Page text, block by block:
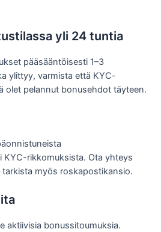
yli 24 tuntia
pääsääntöisesti 1–3
ylittyy, varmista että KYC-
olet pelannut bonusehdot täyteen.
KYC-rikkomuksista. Ota yhteys
myös roskapostikansio.
aktiivisia bonussitoumuksia.